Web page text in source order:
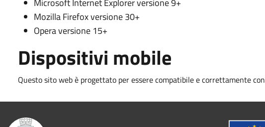
Microsoft Internet Explorer versione 9+
Mozilla Firefox versione 30+
Opera versione 15+
Dispositivi mobile
Questo sito web è progettato per essere compatibile e correttamente